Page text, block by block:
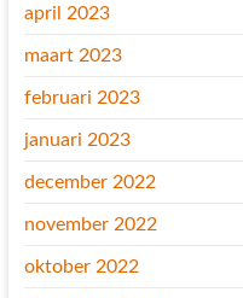
april 2023
maart 2023
februari 2023
januari 2023
december 2022
november 2022
oktober 2022